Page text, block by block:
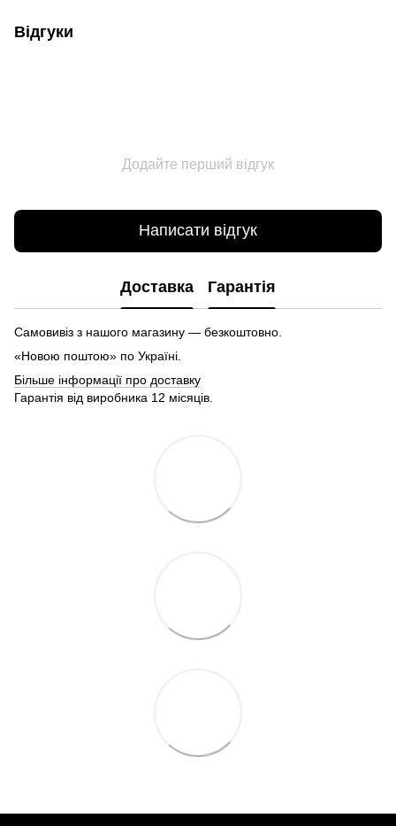
Відгуки
Додайте перший відгук
Написати відгук
Доставка Гарантія
Самовивіз з нашого магазину — безкоштовно.
«Новою поштою» по Україні.
Більше інформації про доставку
Гарантія від виробника 12 місяців.